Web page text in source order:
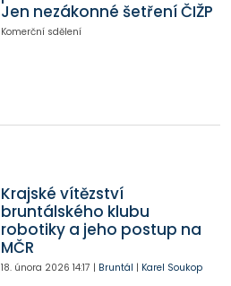
Jen nezákonné šetření ČIŽP
Komerční sdělení
Krajské vítězství
bruntálského klubu
robotiky a jeho postup na
MČR
18. února 2026 14:17 | Bruntál | Karel Soukop